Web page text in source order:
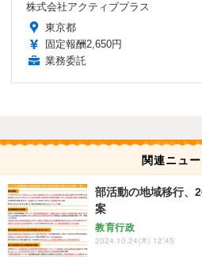
株式会社アクティブプラス
東京都
固定報酬2,650円
業務委託
関連ニュー
部活動の地域移行、
案
教育行政
2024.10.24(木) 12:45